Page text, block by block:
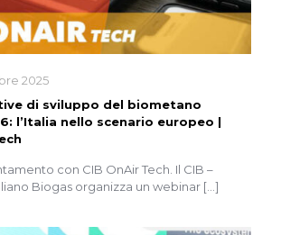
2025
di sviluppo del biometano
l’Italia nello scenario europeo |​​​​​​​
con CIB OnAir Tech. Il CIB –
Biogas organizza un webinar […]